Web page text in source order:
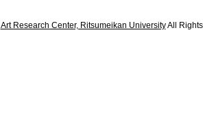
Art Research Center, Ritsumeikan UniversityAll